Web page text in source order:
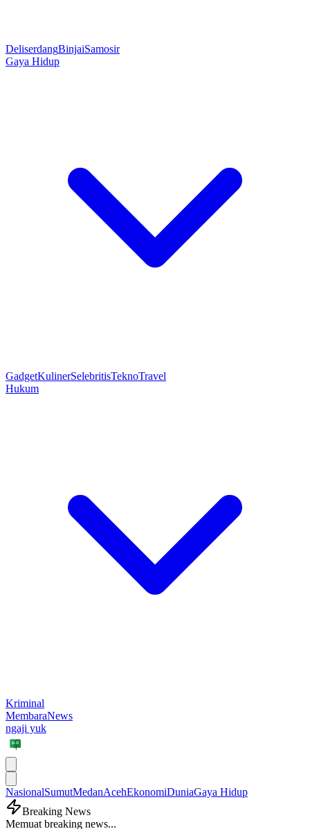
DeliserdangBinjaiSamosir
Gaya Hidup
GadgetKulinerSelebritisTeknoTravel
Hukum
Kriminal
MembaraNews
ngaji yuk
NasionalSumutMedanAcehEkonomiDuniaGaya Hidup
Breaking News
Memuat breaking news...